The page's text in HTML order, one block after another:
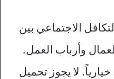
الاجتماعي بين
وأرباب العمل.
لا يجوز تحميل